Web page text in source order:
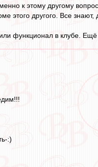
к этому другому
этого другого. Все знают,
функционал в клубе. Ещё
:)